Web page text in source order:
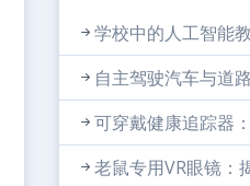
学校中的人工智能
自主驾驶汽车与道
可穿戴健康追踪器
老鼠专用VR眼镜：